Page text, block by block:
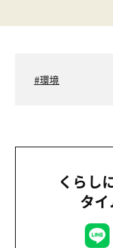
食の安全
環境
くらし
タ